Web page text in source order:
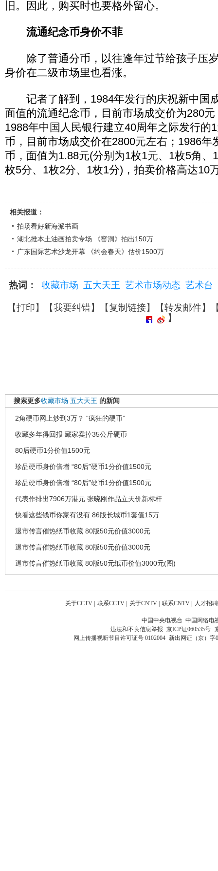
旧。因此，购买时也要格外留心。
流通纪念币身价不菲
除了普通分币，以往逢年过节给孩子压
身价在二级市场里也看涨。
记者了解到，1984年发行的庆祝新中国
面值的流通纪念币，目前市场成交价为280
1988年中国人民银行建立40周年之际发行的
币，目前市场成交价在2800元左右；1986年
币，面值为1.88元(分别为1枚1元、1枚5角、
枚5分、1枚2分、1枚1分)，拍卖价格高达10
相关报道：
拍场看好新海派书画
湖北推本土油画拍卖专场 《窑洞》拍出150万
广东国际艺术沙龙开幕 《约会春天》估价1500万
热词： 收藏市场 五大天王 艺术市场动态 艺术台
【打印】【我要纠错】【复制链接】【转发邮件】
】
搜索更多收藏市场 五大天王 的新闻
2角硬币网上炒到3万？ “疯狂的硬币”
收藏多年得回报 藏家卖掉35公斤硬币
80后硬币1分价值1500元
珍品硬币身价倍增 “80后”硬币1分价值1500元
珍品硬币身价倍增 “80后”硬币1分价值1500元
代表作排出7906万港元 张晓刚作品立天价新标杆
快看这些钱币你家有没有 86版长城币1套值15万
退市传言催热纸币收藏 80版50元价值3000元
退市传言催热纸币收藏 80版50元价值3000元
退市传言催热纸币收藏 80版50元纸币价值3000元(图)
关于CCTV | 联系CCTV | 关于CNTV | 联系CNTV | 人才招聘
中国中央电视台 中国网络电
违法和不良信息举报 京ICP证060535号
网上传播视听节目许可证号 0102004 新出网证（京）